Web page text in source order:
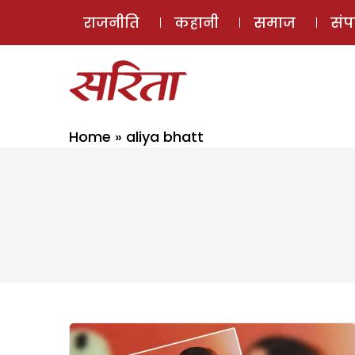
राजनीति कहानी समाज
Home » aliya bhatt